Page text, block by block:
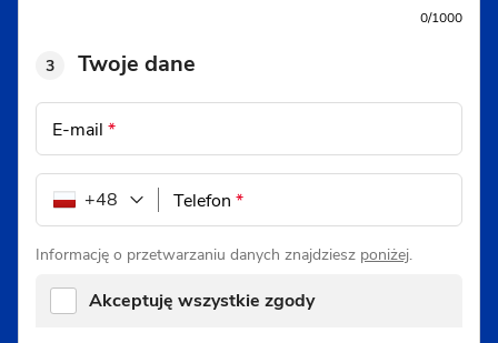
0/1000
3 Twoje dane
E-mail *
Telefon *
+48
Informację o przetwarzaniu danych znajdziesz poniżej.
Akceptuję wszystkie zgody